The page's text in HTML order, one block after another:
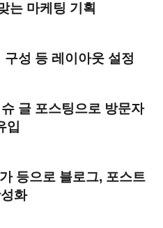
는 마케팅 기획
구성 등 레이아웃 설정
글 포스팅으로 방문자
입
등으로 블로그, 포스트
화